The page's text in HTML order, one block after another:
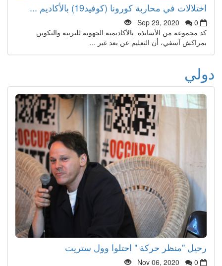
اختلالات في محاربة كورونا (كوفيد19) بالأكاديم ...
Sep 29, 2020
0
كد مجموعة من الأساتذة بالأكاديمية الجهوية للتربية والتكوين
بمراكش آسفي، أن التعليم عن بعد غير ...
دولي
رحيل "منظر حركة " احتلوا وول ستريت
Nov 06, 2020 0